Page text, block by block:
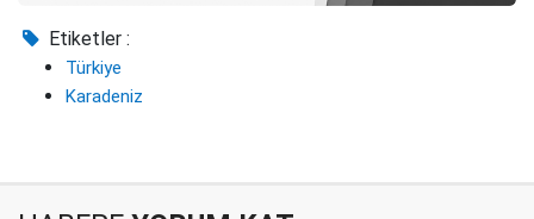
Etiketler :
Türkiye
Karadeniz